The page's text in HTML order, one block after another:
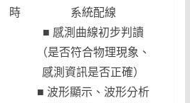
時
系統配線
■ 感測曲線初步判讀
（是否符合物理現象、
感測資訊是否正確）
■ 波形顯示、波形分析